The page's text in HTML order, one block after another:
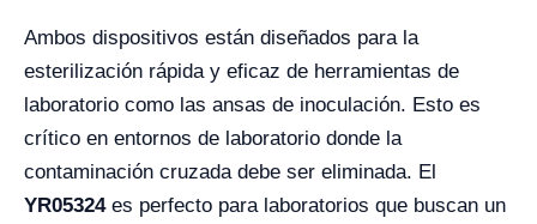
Ambos dispositivos están diseñados para la
esterilización rápida y eficaz de herramientas de
laboratorio como las ansas de inoculación. Esto es
crítico en entornos de laboratorio donde la
contaminación cruzada debe ser eliminada. El
YR05324es perfecto para laboratorios que buscan un